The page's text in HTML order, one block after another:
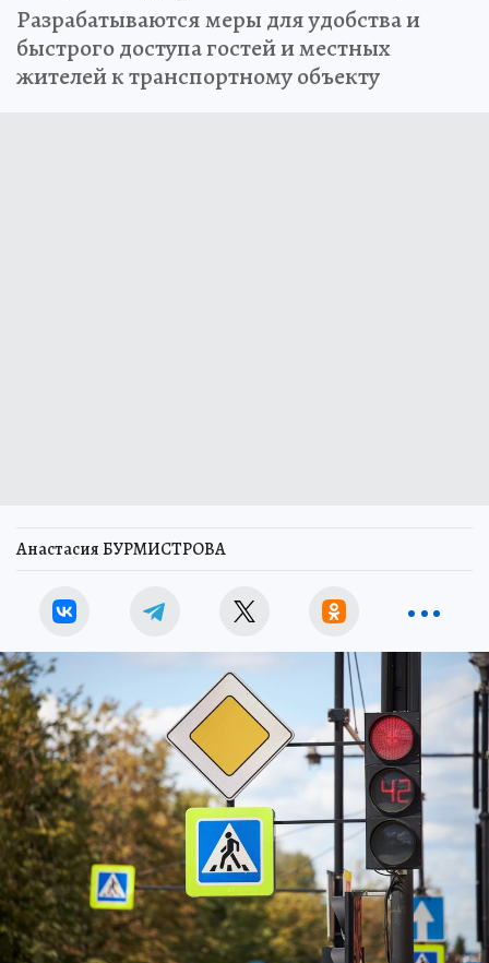
Разрабатываются меры для удобства и
быстрого доступа гостей и местных
жителей к транспортному объекту
Анастасия БУРМИСТРОВА